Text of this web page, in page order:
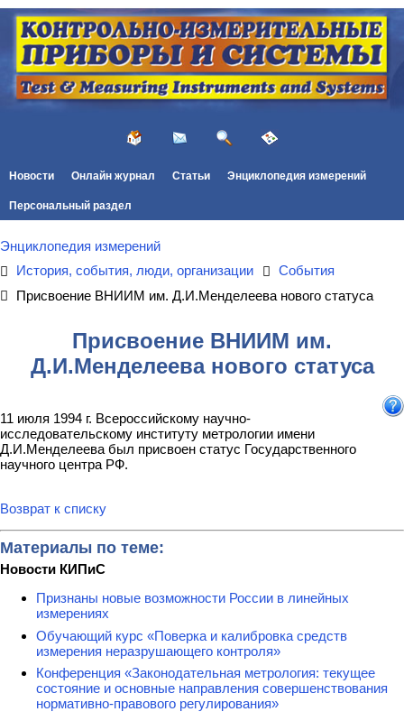
Новости Онлайн журнал Статьи Энциклопедия измерений
Персональный раздел
Энциклопедия измерений
История, события, люди, организации
События
Присвоение ВНИИМ им. Д.И.Менделеева нового статуса
Присвоение ВНИИМ им.
Д.И.Менделеева нового статуса
11 июля 1994 г. Всероссийскому научно-
исследовательскому институту метрологии имени
Д.И.Менделеева был присвоен статус Государственного
научного центра РФ.
Возврат к списку
Материалы по теме:
Новости КИПиС
Признаны новые возможности России в линейных
измерениях
Обучающий курс «Поверка и калибровка средств
измерения неразрушающего контроля»
Конференция «Законодательная метрология: текущее
состояние и основные направления совершенствования
нормативно-правового регулирования»